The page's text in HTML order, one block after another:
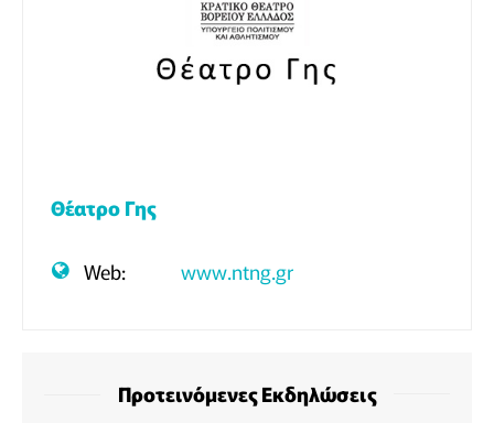
Θέατρο Γης
Web: www.ntng.gr
Προτεινόμενες Εκδηλώσεις